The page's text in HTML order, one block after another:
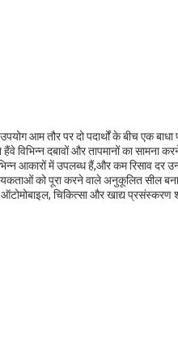
आम तौर पर दो पदार्थों के बीच एक
विभिन्न दबावों और तापमानों का सामना
आकारों में उपलब्ध हैं,और कम रिसाव
को पूरा करने वाले अनुकूलित सील
चिकित्सा और खाद्य प्रसंस्करण